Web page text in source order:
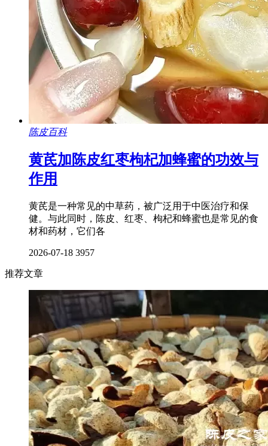
陈皮百科
黄芪加陈皮红枣枸杞加蜂蜜的功效与
作用
黄芪是一种常见的中草药，被广泛用于中医治疗和保
健。与此同时，陈皮、红枣、枸杞和蜂蜜也是常见的食
材和药材，它们各
2026-07-18 3957
推荐文章